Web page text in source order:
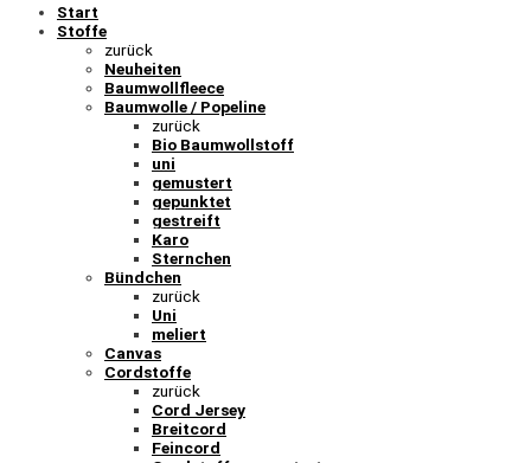
Start
Stoffe
zurück
Neuheiten
Baumwollfleece
Baumwolle / Popeline
zurück
Bio Baumwollstoff
uni
gemustert
gepunktet
gestreift
Karo
Sternchen
Bündchen
zurück
Uni
meliert
Canvas
Cordstoffe
zurück
Cord Jersey
Breitcord
Feincord